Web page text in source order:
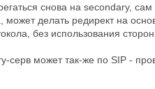
снова на secondary,
делать редирект на
без использования
серв может так-же по SIP -